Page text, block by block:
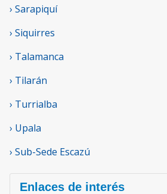
› Sarapiquí
› Siquirres
› Talamanca
› Tilarán
› Turrialba
› Upala
› Sub-Sede Escazú
Enlaces de interés